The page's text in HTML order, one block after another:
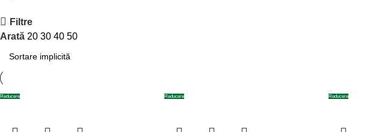
Filtre
Arată 20 30 40 50
Reducere Reducere Reducere